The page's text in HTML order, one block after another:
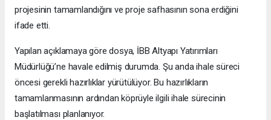
projesinin tamamlandığını ve proje safhasının sona erdiğini
ifade etti.
Yapılan açıklamaya göre dosya, İBB Altyapı Yatırımları
Müdürlüğü’ne havale edilmiş durumda. Şu anda ihale süreci
öncesi gerekli hazırlıklar yürütülüyor. Bu hazırlıkların
tamamlanmasının ardından köprüyle ilgili ihale sürecinin
başlatılması planlanıyor.